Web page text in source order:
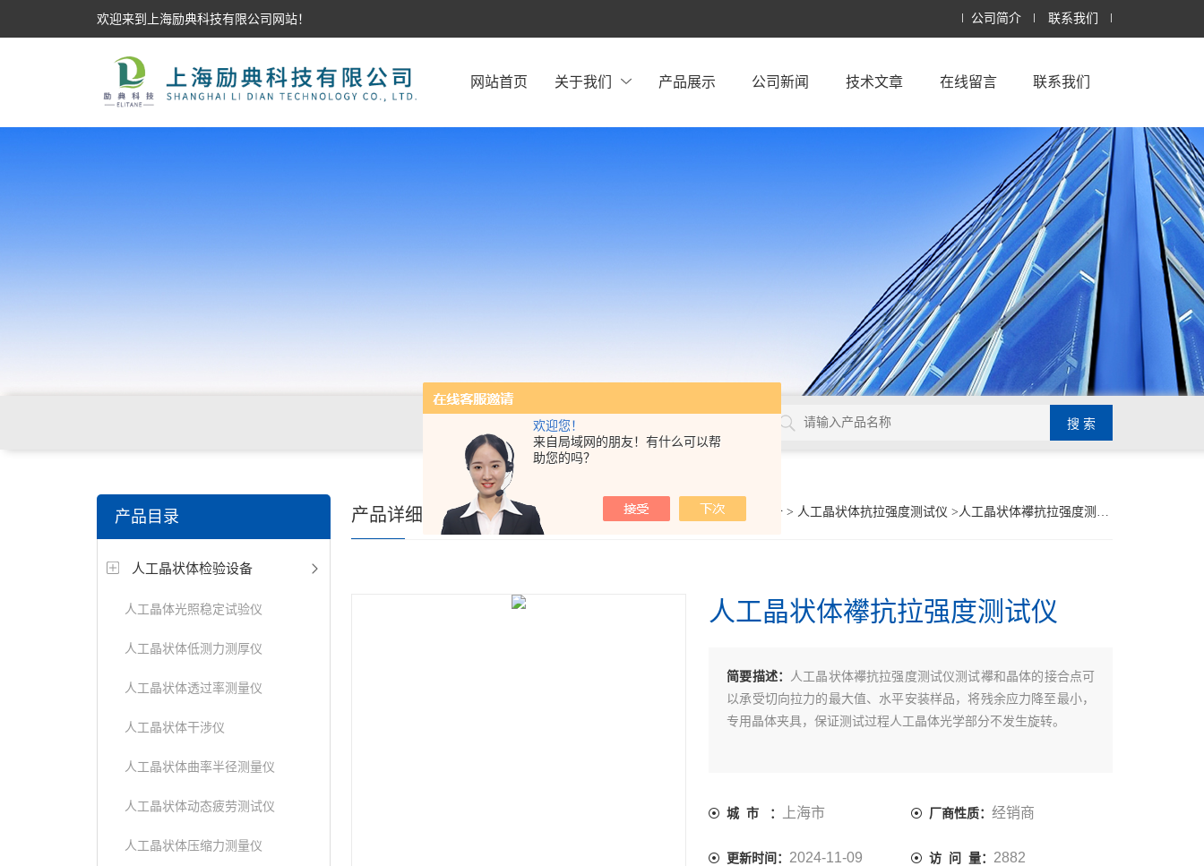
欢迎您！
来自局域网的朋友！有什么可以帮
助您的吗？
欢迎来到上海励典科技有限公司网站！ 公司简介 联系我们
网站首页 关于我们 产品展示 公司新闻 技术文章 在线留言 联系我们
角膜接触镜老化试验箱，角膜接触镜透过率测量仪，角膜接触镜接触角测量仪，角膜接触镜规格尺寸测量
仪，角膜接触镜厚度测量仪，角膜接触镜折光仪，角膜接触镜光学分析仪等，人工晶状体压缩力测量仪，人工晶状体尺寸
测试仪，人工晶状体疲劳试验仪等
产品目录
人工晶状体检验设备
人工晶体光照稳定试验仪
人工晶状体低测力测厚仪
人工晶状体透过率测量仪
人工晶状体干涉仪
人工晶状体曲率半径测量仪
人工晶状体动态疲劳测试仪
人工晶状体压缩力测量仪
你的位置： 产品展示 人工晶状体检验设备> 人工晶状体抗拉强度测试仪 >人工晶状体襻抗拉强度测试仪
产品详细页
人工晶状体襻抗拉强度测试仪
简要描述： 人工晶状体襻抗拉强度测试仪测试襻和晶体的接合点可
以承受切向拉力的最大值、水平安装样品，将残余应力降至最小，
专用晶体夹具，保证测试过程人工晶体光学部分不发生旋转。
城 市 ： 上海市 厂商性质： 经销商
更新时间： 2024-11-09 访 问 量： 2882